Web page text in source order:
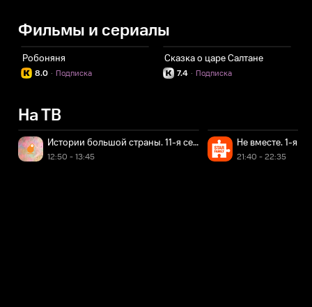
Фильмы и сериалы
Робоняня
8.0 Подписка
·
Сказка о царе Салтане
7.4 Подписка
·
На ТВ
Истории большой страны. 11-я серия
12:50 - 13:45
Не вместе. 1-я
21:40 - 22:35